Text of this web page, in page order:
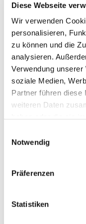
Diese Webseite
Wir verwenden
personalisieren,
zu können und die
analysieren.
Verwendung
soziale Medien,
Partner führen diese
weiteren Daten
Notwendig
Präferenzen
Statistiken
Sind Ihnen
Inhalten von
Dann können Sie
benutzen Sie
Kontakt zur
www.stjosef-
Schlichtungsstelle
Beauftragten der